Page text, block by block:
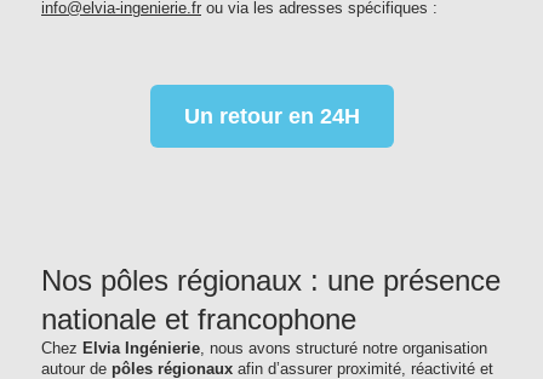
info@elvia-ingenierie.fr ou via les adresses spécifiques :
Un retour en 24H
Nos pôles régionaux : une présence
nationale et francophone
Chez Elvia Ingénierie , nous avons structuré notre organisation
autour de pôles régionaux afin d’assurer proximité, réactivité et